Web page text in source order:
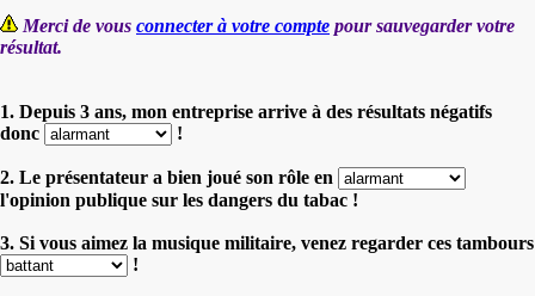
Merci de vous connecter à votre compte pour sauvegarder votre
résultat.
1. Depuis 3 ans, mon entreprise arrive à des résultats négatifs
donc
!
2. Le présentateur a bien joué son rôle en
l'opinion publique sur les dangers du tabac !
3. Si vous aimez la musique militaire, venez regarder ces tambours
!